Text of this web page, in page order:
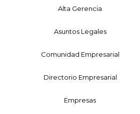
Alta Gerencia
Asuntos Legales
Comunidad Empresarial
Directorio Empresarial
Empresas